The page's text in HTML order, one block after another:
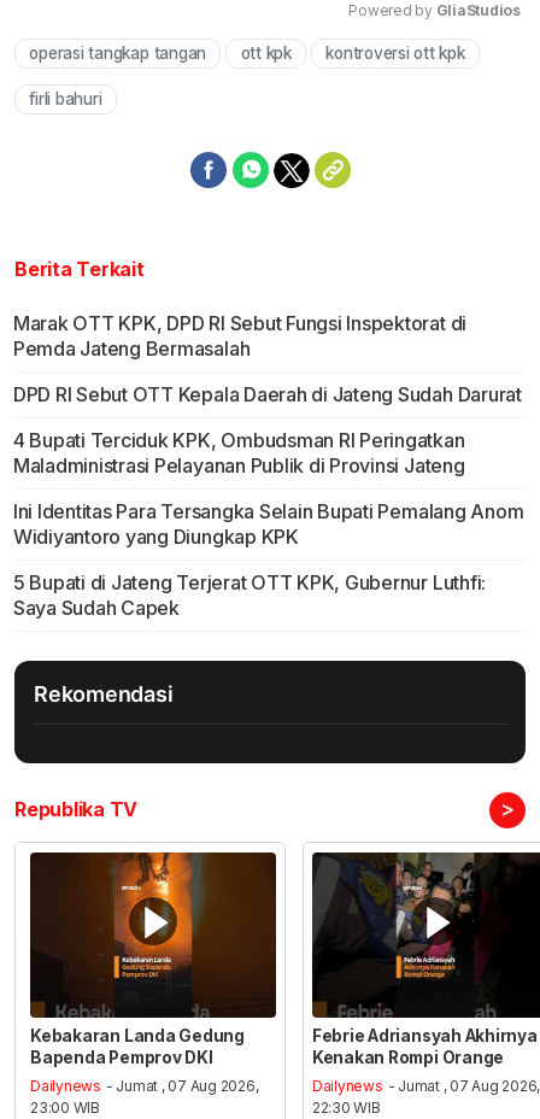
Mute
Powered by GliaStudios
operasi tangkap tangan ott kpk kontroversi ott kpk
firli bahuri
Berita Terkait
Marak OTT KPK, DPD RI Sebut Fungsi Inspektorat di
Pemda Jateng Bermasalah
DPD RI Sebut OTT Kepala Daerah di Jateng Sudah Darurat
4 Bupati Terciduk KPK, Ombudsman RI Peringatkan
Maladministrasi Pelayanan Publik di Provinsi Jateng
Ini Identitas Para Tersangka Selain Bupati Pemalang Anom
Widiyantoro yang Diungkap KPK
5 Bupati di Jateng Terjerat OTT KPK, Gubernur Luthfi:
Saya Sudah Capek
Rekomendasi
Republika TV >
Kebakaran Landa Gedung
Bapenda Pemprov DKI
Dailynews - Jumat , 07 Aug 2026,
23:00 WIB
Febrie Adriansyah Akhirnya
Kenakan Rompi Orange
Dailynews - Jumat , 07 Aug 2026,
22:30 WIB